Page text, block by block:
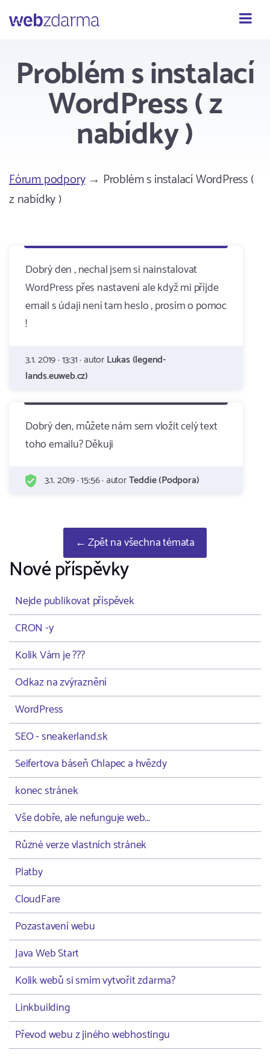
Webzdarma
Problém s instalací
WordPress ( z
nabídky )
Fórum podpory→ Problém s instalací WordPress (
z nabídky )
Dobrý den , nechal jsem si nainstalovat
WordPress přes nastavení ale když mi příjde
email s údaji není tam heslo , prosím o pomoc
!
3.1. 2019 · 13:31 · autorLukas (legend-
lands.euweb.cz)
Dobrý den, můžete nám sem vložit celý text
toho emailu? Děkuji
3.1. 2019 · 15:56 · autorTeddie (Podpora)
← Zpět na všechna témata
Nové příspěvky
Nejde publikovat příspěvek
CRON -y
Kolik Vám je ???
Odkaz na zvýraznění
WordPress
SEO - sneakerland.sk
Seifertova báseň Chlapec a hvězdy
konec stránek
Vše dobře, ale nefunguje web...
Různé verze vlastních stránek
Platby
CloudFare
Pozastavení webu
Java Web Start
Kolik webů si smím vytvořit zdarma?
Linkbuilding
Převod webu z jiného webhostingu